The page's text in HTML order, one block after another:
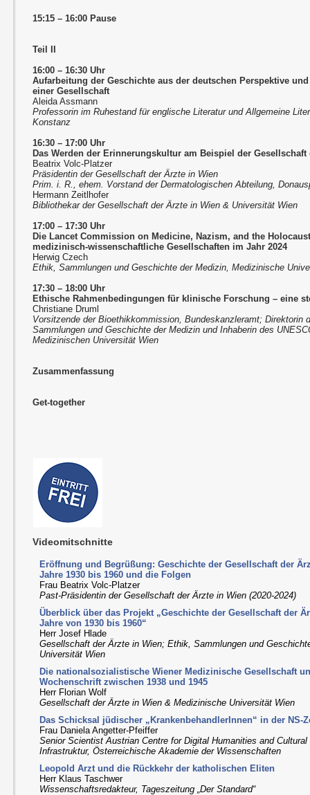
15:15 – 16:00 Pause
Teil II
16:00 – 16:30 Uhr
Aufarbeitung der Geschichte aus der deutschen Perspektive
einer Gesellschaft
Aleida Assmann
Professorin im Ruhestand für englische Literatur und Allgemeine
Konstanz
16:30 – 17:00 Uhr
Das Werden der Erinnerungskultur am Beispiel der
Beatrix Volc-Platzer
Präsidentin der Gesellschaft der Ärzte in Wien
Prim. i. R., ehem. Vorstand der Dermatologischen Abteilung,
Hermann Zeitlhofer
Bibliothekar der Gesellschaft der Ärzte in Wien & Universität Wien
17:00 – 17:30 Uhr
Die Lancet Commission on Medicine, Nazism, and the
medizinisch-wissenschaftliche Gesellschaften im Jahr 2024
Herwig Czech
Ethik, Sammlungen und Geschichte der Medizin, Medizinische
17:30 – 18:00 Uhr
Ethische Rahmenbedingungen für klinische Forschung – eine
Christiane Druml
Vorsitzende der Bioethikkommission, Bundeskanzleramt; Direktorin
Sammlungen und Geschichte der Medizin und Inhaberin des
Medizinischen Universität Wien
Zusammenfassung
Get-together
Videomitschnitte
Eröffnung und Begrüßung: Geschichte der Gesellschaft der
Jahre 1930 bis 1960 und die Folgen
Frau Beatrix Volc-Platzer
Past-Präsidentin der Gesellschaft der Ärzte in Wien (2020-2024)
Überblick über das Projekt „Geschichte der Gesellschaft der
Jahre von 1930 bis 1960“
Herr Josef Hlade
Gesellschaft der Ärzte in Wien; Ethik, Sammlungen und
Universität Wien
Die nationalsozialistische Wiener Medizinische Gesellschaft
Wochenschrift zwischen 1938 und 1945
Herr Florian Wolf
Gesellschaft der Ärzte in Wien & Medizinische Universität Wien
Das Schicksal jüdischer „KrankenbehandlerInnen“ in der NS-
Frau Daniela Angetter-Pfeiffer
Senior Scientist Austrian Centre for Digital Humanities and
Infrastruktur, Österreichische Akademie der Wissenschaften
Leopold Arzt und die Rückkehr der katholischen Eliten
Herr Klaus Taschwer
Wissenschaftsredakteur, Tageszeitung „Der Standard“